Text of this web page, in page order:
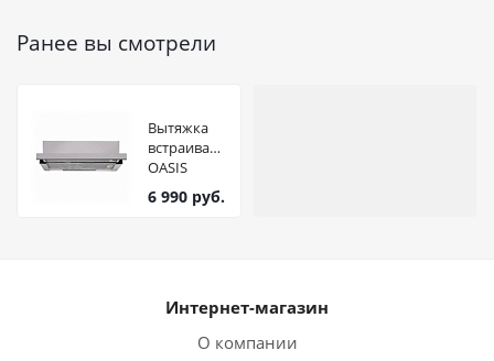
Ранее вы смотрели
Вытяжка
встраиваемая
OASIS
everywhere
UV-50S (F)
6 990 руб.
Интернет-магазин
О компании